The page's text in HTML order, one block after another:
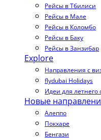
Рейсы в Тбилиси
Рейсы в Мале
Рейсы в Коломбо
Рейсы в Баку
Рейсы в Занзибар
Explore
Направления с
flydubai Holidays
Идеи для летнего
Новые
Алеппо
Покхаре
Бенгази